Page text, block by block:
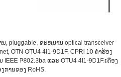
, pluggable, ຂະຫນານ optical transceiver
OTN OTU4 4I1-9D1F, CPRI 10 ຄໍາຮ້ອງ
P802.3ba ແລະ OTU4 4I1-9D1F.ເຄື່ອງ
ການຂອງ RoHS.